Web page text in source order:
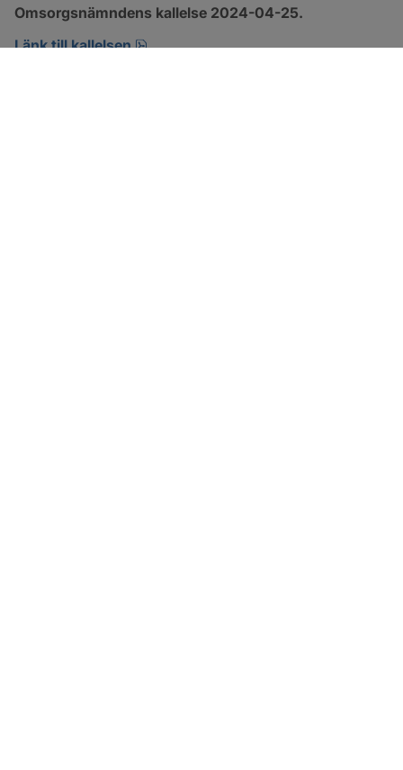
Omsorgsnämndens kallelse 2024-04-25.
Länk till kallelsen
pdf, 152.2 kB, öppnas i nytt fönster.